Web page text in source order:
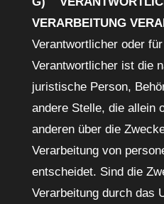
VERARBEITUNG
Verantwortlicher oder
Verantwortlicher ist die
juristische Person,
andere Stelle, die allein
anderen über die
Verarbeitung von
entscheidet. Sind die
Verarbeitung durch das